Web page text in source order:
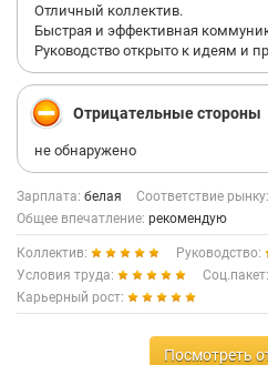
Отличный коллектив.
Быстрая и эффективная
Руководство открыто к идеям и
Отрицательные стороны
не обнаружено
Зарплата: белая Соответствие рынку:
Общее впечатление: рекомендую
Коллектив:
Руководство:
Условия труда:
Соц.пакет:
Карьерный рост:
Посмотреть